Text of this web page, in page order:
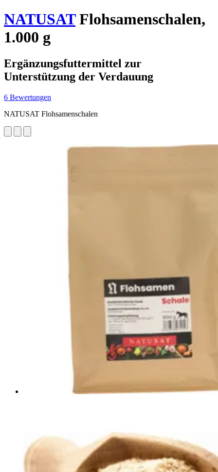
NATUSATFlohsamenschalen,
1.000 g
Ergänzungsfuttermittel zur
Unterstützung der Verdauung
6 Bewertungen
NATUSAT Flohsamenschalen